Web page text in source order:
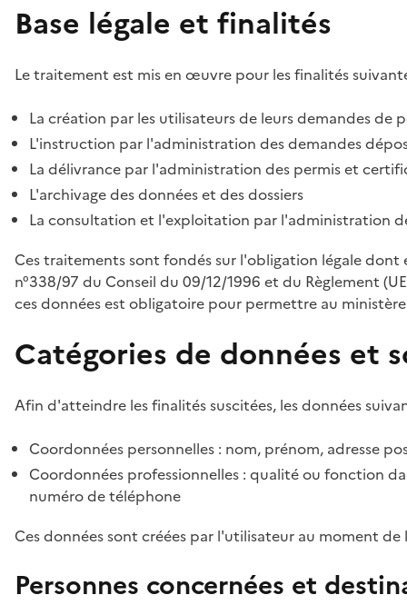
Base légale et finalités
Le traitement est mis en œuvre pour les finalités
La création par les utilisateurs de leurs demandes
L'instruction par l'administration des demandes
La délivrance par l'administration des permis et
L'archivage des données et des dossiers
La consultation et l'exploitation par l'administration
Ces traitements sont fondés sur l'obligation légale
n°338/97 du Conseil du 09/12/1996 et du Règlement
ces données est obligatoire pour permettre au
Catégories de données et
Afin d'atteindre les finalités suscitées, les données
Coordonnées personnelles : nom, prénom, adresse
Coordonnées professionnelles : qualité ou fonction
numéro de téléphone
Ces données sont créées par l'utilisateur au moment
Personnes concernées et